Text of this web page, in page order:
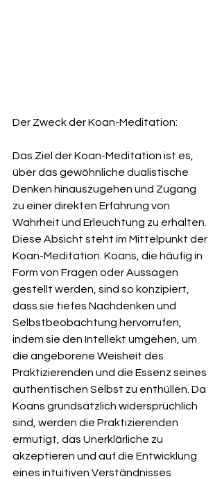
Der Zweck der Koan-Meditation:
Das Ziel der Koan-Meditation ist es,
über das gewöhnliche dualistische
Denken hinauszugehen und Zugang
zu einer direkten Erfahrung von
Wahrheit und Erleuchtung zu erhalten.
Diese Absicht steht im Mittelpunkt der
Koan-Meditation. Koans, die häufig in
Form von Fragen oder Aussagen
gestellt werden, sind so konzipiert,
dass sie tiefes Nachdenken und
Selbstbeobachtung hervorrufen,
indem sie den Intellekt umgehen, um
die angeborene Weisheit des
Praktizierenden und die Essenz seines
authentischen Selbst zu enthüllen. Da
Koans grundsätzlich widersprüchlich
sind, werden die Praktizierenden
ermutigt, das Unerklärliche zu
akzeptieren und auf die Entwicklung
eines intuitiven Verständnisses